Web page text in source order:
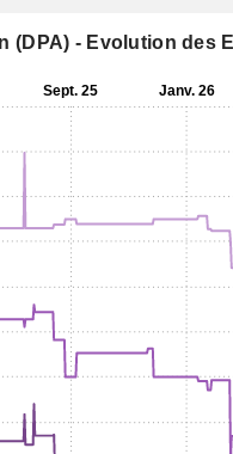
(DPA) - Evolution des